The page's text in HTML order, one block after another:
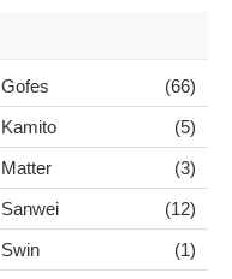
Gofes
(66)
Kamito
(5)
Matter
(3)
Sanwei
(12)
Swin
(1)